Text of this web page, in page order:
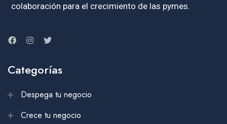
colaboración para el crecimiento de las pymes.
Categorías
Despega tu negocio
Crece tu negocio